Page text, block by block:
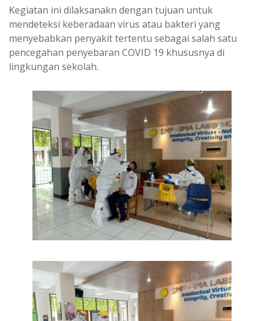
Kegiatan ini dilaksanakn dengan tujuan untuk
mendeteksi keberadaan virus atau bakteri yang
menyebabkan penyakit tertentu sebagai salah satu
pencegahan penyebaran COVID 19 khususnya di
lingkungan sekolah.